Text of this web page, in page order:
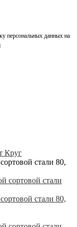
персональных данных на
Круг
стали 80,
стали 80,